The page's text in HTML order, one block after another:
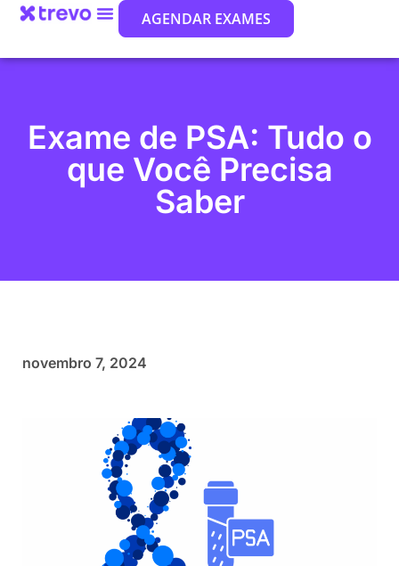
AGENDAR EXAMES
Exame de PSA: Tudo o
que Você Precisa
Saber
novembro 7, 2024